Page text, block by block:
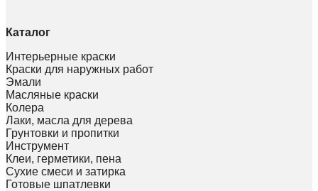
Каталог
Интерьерные краски
Краски для наружных работ
Эмали
Масляные краски
Колера
Лаки, масла для дерева
Грунтовки и пропитки
Инструмент
Клеи, герметики, пена
Сухие смеси и затирка
Готовые шпатлевки